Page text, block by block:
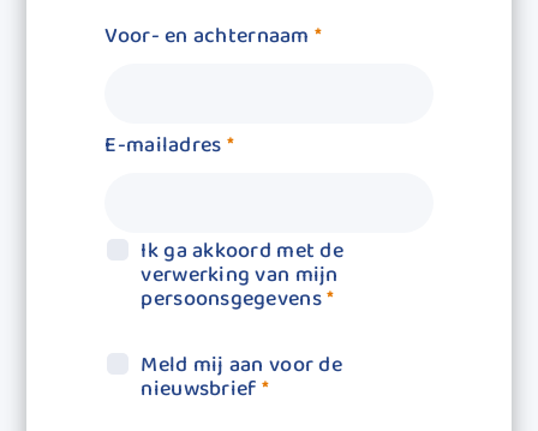
Voor- en achternaam*
E-mailadres*
Ik ga akkoord met de
verwerking van mijn
persoonsgegevens*
Meld mij aan voor de
nieuwsbrief*